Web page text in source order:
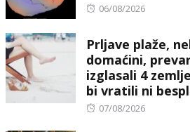
Posted
06/08/2026
Prljave plaže,
domaćini,
izglasali 4
bi vratili ni
Posted
07/08/2026